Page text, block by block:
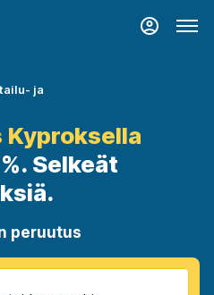
ja
Selkeät
peruutus